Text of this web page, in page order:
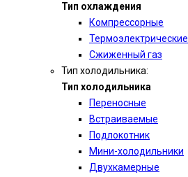
Тип охлаждения
Компрессорные
Термоэлектрические
Сжиженный газ
Тип холодильника:
Тип холодильника
Переносные
Встраиваемые
Подлокотник
Мини-холодильники
Двухкамерные